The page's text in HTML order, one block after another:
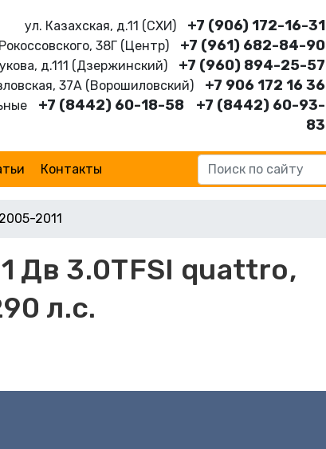
ул. Казахская, д.11 (CХИ) +7 (906) 172-16-31
38Г (Центр) +7 (961) 682-84-90
д.111 (Дзержинский) +7 (960) 894-25-57
37А (Ворошиловский) +7 906 172 16 36
+7 (8442) 60-18-58
+7 (8442) 60-93-
83
Контакты
2011
Дв 3.0TFSI quattro,
л.с.